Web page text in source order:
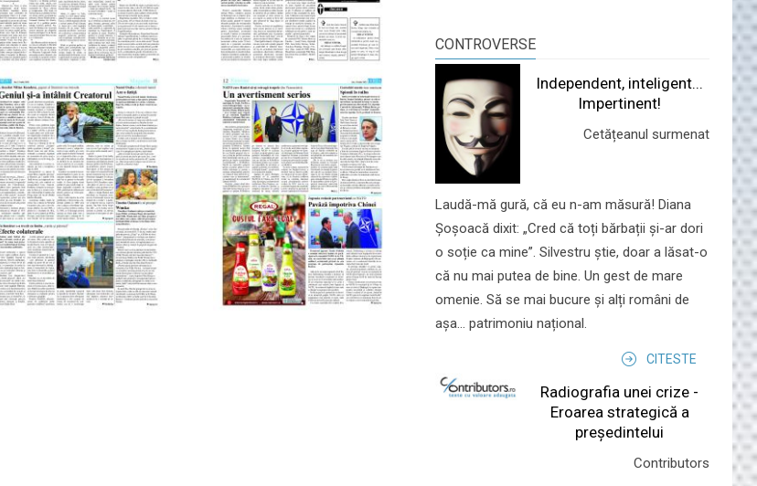
CONTROVERSE
Independent, inteligent...
Impertinent!
Cetățeanul surmenat
Laudă-mă gură, că eu n-am măsură! Diana
Șoșoacă dixit: „Cred că toți bărbații și-ar dori
o soție ca mine”. Silvestru știe, doar a lăsat-o
că nu mai putea de bine. Un gest de mare
omenie. Să se mai bucure și alți români de
așa... patrimoniu național.
CITESTE
Radiografia unei crize -
Eroarea strategică a
președintelui
Contributors